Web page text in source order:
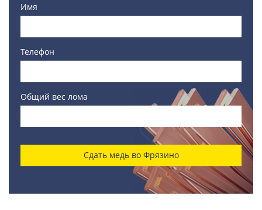
Имя
Телефон
Общий вес лома
Сдать медь во Фрязино